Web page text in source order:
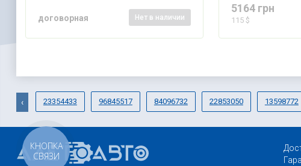
договорная Нет в наличии
5164 грн
115 $
23354433 96845517 84096732 22853050 13598772
‹
КНОПКА
СВЯЗИ